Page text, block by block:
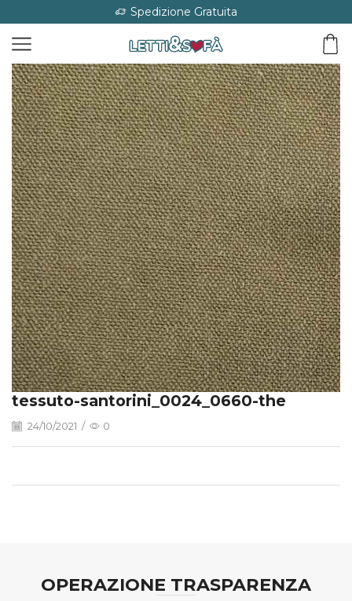
Spedizione Gratuita
tessuto-santorini_0024_0660-the
24/10/2021 / 0
OPERAZIONE TRASPARENZA